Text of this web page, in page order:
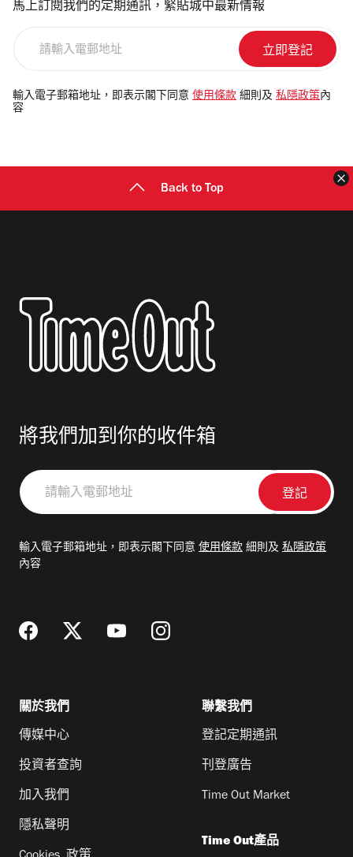
馬上訂閱我們的定期通訊，緊貼城中最新情報
電
郵
輸入電子郵箱地址，即表示閣下同意 使用條款 細則及 私隱政策 內
容
Back to Top
將我們加到你的收件箱
請
輸
郵
輸入電子郵箱地址，即表示閣下同意 使用條款 細則及 私隱政策
內容
關於我們
傳媒中心
投資者查詢
加入我們
隱私聲明
聯繫我們
登記定期通訊
刊登廣告
Time Out Market
Time Out產品